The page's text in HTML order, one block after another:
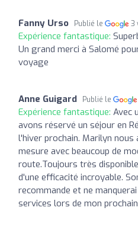
Fanny Urso Publié le 3
Expérience fantastique:
Un grand merci à Salomé
voyage
Anne Guigard Publié le
Expérience fantastique: Avec
avons réservé un séjour en
l'hiver prochain. Marilyn nous
mesure avec beaucoup de
route.Toujours très
d'une efficacité incroyable.
recommande et ne
services lors de mon